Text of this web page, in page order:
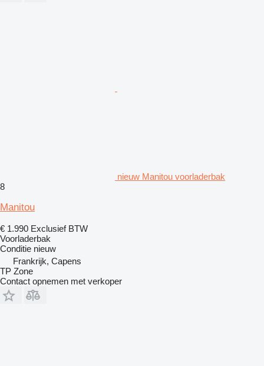
nieuw Manitou voorladerbak
8
Manitou
€ 1.990 Exclusief BTW
Voorladerbak
Conditie nieuw
Frankrijk, Capens
TP Zone
Contact opnemen met verkoper